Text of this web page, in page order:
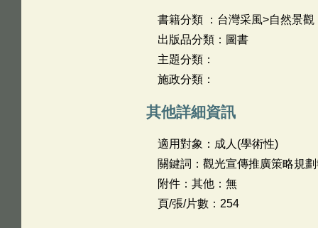
書籍分類 ：台灣采風>自然景
出版品分類：圖書
主題分類：
施政分類：
其他詳細資訊
適用對象：成人(學術性)
關鍵詞：觀光宣傳推廣策略規
附件：其他：無
頁/張/片數：254